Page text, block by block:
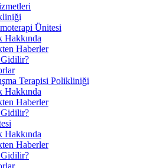
Ünitesi
Haberler
Gidilir?
Terapisi Polikliniği
Haberler
Gidilir?
Haberler
Gidilir?